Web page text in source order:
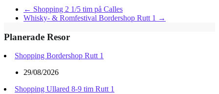
← Shopping 2 1/5 tim på Calles
Whisky- & Romfestival Bordershop Rutt 1 →
Planerade Resor
Shopping Bordershop Rutt 1
29/08/2026
Shopping Ullared 8-9 tim Rutt 1